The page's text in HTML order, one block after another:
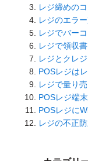
レジ締めの
レジのエラ
レジでバー
レジで領収
レジとクレ
POSレジは
レジで量り
POSレジ端
POSレジに
レジの不正